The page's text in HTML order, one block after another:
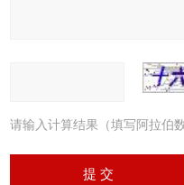
请输入计算结果（填写阿拉伯